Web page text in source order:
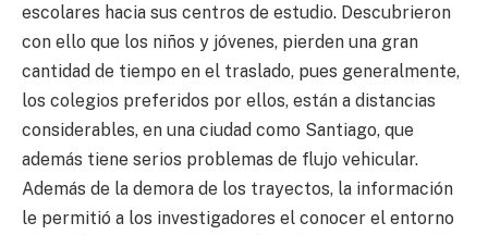
escolares hacia sus centros de estudio. Descubrieron
con ello que los niños y jóvenes, pierden una gran
cantidad de tiempo en el traslado, pues generalmente,
los colegios preferidos por ellos, están a distancias
considerables, en una ciudad como Santiago, que
además tiene serios problemas de flujo vehicular.
Además de la demora de los trayectos, la información
le permitió a los investigadores el conocer el entorno